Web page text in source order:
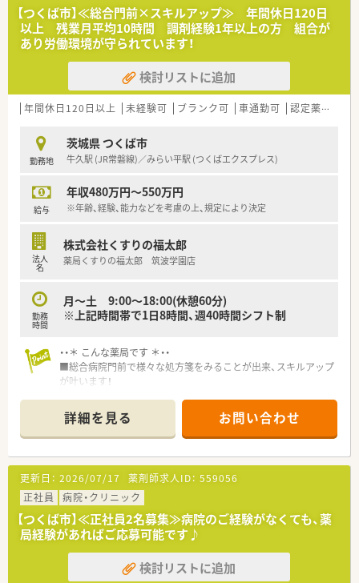
【つくば市】≪総合門前×スキルアップ≫ 年間休日120日
以上 残業月平均10時間 調剤経験1年以上の方 組合が
あり労働環境が守られています！
検討リストに追加
年間休日120日以上 未経験可 ブランク可 車通勤可 認定薬剤師取得支援あり
勤務地
茨城県 つくば市
牛久駅 (JR常磐線)／みらい平駅 (つくばエクスプレス)
給与
年収480万円～550万円
※年齢、経験、能力などを考慮の上、規定により決定
法人
名
株式会社くすりの福太郎
薬局くすりの福太郎 筑波学園店
勤務
時間
月～土 9:00～18:00(休憩60分)
※上記時間帯で1日8時間、週40時間シフト制
・・＊ こんな薬局です ＊・・
■総合病院門前で様々な処方箋をみることが出来、スキルアップ
が叶います！
・・＊ 充実の福利厚生 ＊・・
■LTD制度導入：病気やケガにより長期間に渡って就業が不能に
なったときの所得を補償する制度があります。
■正社員以外にも契約社員やパートがあり、契約社員の場合は店
舗指定・時間指定・曜日指定ができます。
■産休・育児休暇の実績も多く、正社員はもちろん、パートの方
も取得されています！
・・＊ 研修制度 ＊・・
■■店舗における新薬のセミナー開催、店舗におけるOJT研修、
認定薬剤師取得可能なeラーニング、合同勉強会、薬事教育部セ
ミナー 薬歴セミナー、エパデール認定薬剤師取得セミナー等、
詳細を見る お問い合わせ
更新日： 2026/07/17 薬剤師求人ID： 559056
正社員
病院・クリニック
【つくば市】≪正社員2名募集≫病院のご経験がなくても、薬
局経験があればご応募可能です♪
検討リストに追加